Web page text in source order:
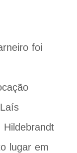
foi
lugar em